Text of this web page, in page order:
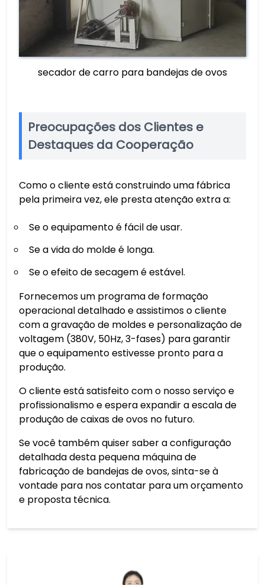
secador de carro para bandejas de ovos
Preocupações dos Clientes e
Destaques da Cooperação
Como o cliente está construindo uma fábrica
pela primeira vez, ele presta atenção extra a:
Se o equipamento é fácil de usar.
Se a vida do molde é longa.
Se o efeito de secagem é estável.
Fornecemos um programa de formação
operacional detalhado e assistimos o cliente
com a gravação de moldes e personalização de
voltagem (380V, 50Hz, 3-fases) para garantir
que o equipamento estivesse pronto para a
produção.
O cliente está satisfeito com o nosso serviço e
profissionalismo e espera expandir a escala de
produção de caixas de ovos no futuro.
Se você também quiser saber a configuração
detalhada desta pequena máquina de
fabricação de bandejas de ovos, sinta-se à
vontade para nos contatar para um orçamento
e proposta técnica.